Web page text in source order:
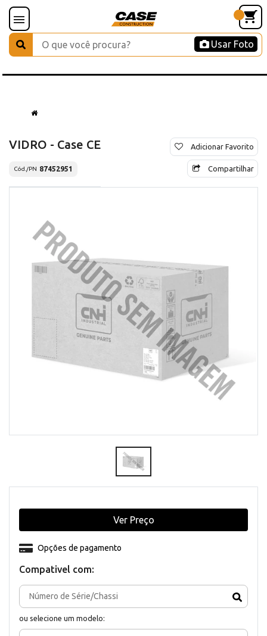
Usar Foto
VIDRO - Case CE
Cód./PN 87452951
Adicionar Favorito
Compartilhar
Compativel com:
ou selecione um modelo:
Opções de pagamento
Ver Preço